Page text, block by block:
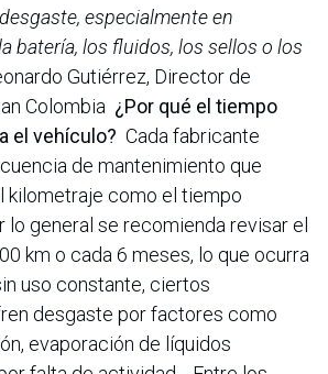
especialmente en
batería, los fluidos, los sellos o los
Gutiérrez, Director de
Colombia ¿Por qué el tiempo
el vehículo? Cada fabricante
de mantenimiento que
kilometraje como el tiempo
lo general se recomienda revisar el
km o cada 6 meses, lo que ocurra
uso constante, ciertos
desgaste por factores como
evaporación de líquidos